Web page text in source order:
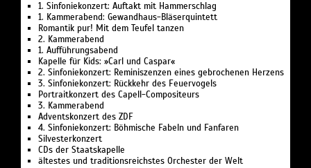
1. Sinfoniekonzert: Auftakt mit Hammerschlag
1. Kammerabend: Gewandhaus-Bläserquintett
Romantik pur! Mit dem Teufel tanzen
2. Kammerabend
1. Aufführungsabend
Kapelle für Kids: »Carl und Caspar«
2. Sinfoniekonzert: Reminiszenzen eines gebrochenen Herzens
3. Sinfoniekonzert: Rückkehr des Feuervogels
Portraitkonzert des Capell-Compositeurs
3. Kammerabend
Adventskonzert des ZDF
4. Sinfoniekonzert: Böhmische Fabeln und Fanfaren
Silvesterkonzert
CDs der Staatskapelle
ältestes und traditionsreichstes Orchester der Welt